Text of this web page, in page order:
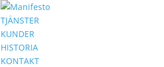
TJÄNSTER
KUNDER
HISTORIA
KONTAKT